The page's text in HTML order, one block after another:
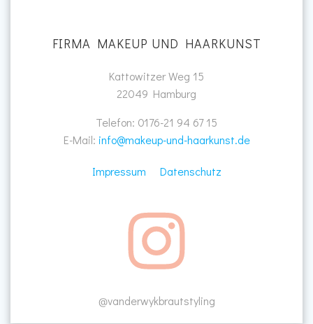
FIRMA MAKEUP UND HAARKUNST
Kattowitzer Weg 15
22049 Hamburg
Telefon: 0176-21 94 67 15
E-Mail: info@makeup-und-haarkunst.de
Impressum Datenschutz
@vanderwykbrautstyling